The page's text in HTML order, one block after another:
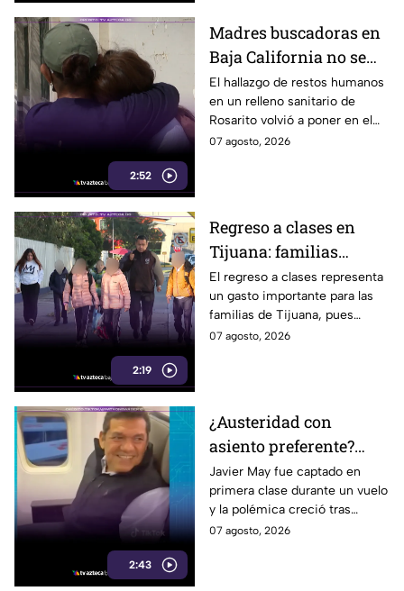
2:52
Madres buscadoras en
Baja California no se
detienen: hallazgo de
restos humanos
reaviva la
preocupación
El hallazgo de restos humanos
en un relleno sanitario de
Rosarito volvió a poner en el
centro la labor de las madres
07 agosto, 2026
2:19
Regreso a clases en
Tijuana: familias
podrían gastar hasta 5
mil pesos en uniformes
y calzado
El regreso a clases representa
un gasto importante para las
familias de Tijuana, pues
uniformes y calzado pueden
07 agosto, 2026
2:43
¿Austeridad con
asiento preferente?
Captan a Javier May
sonriente en primera
clase y Morena le “jala
las orejas”
Javier May fue captado en
primera clase durante un vuelo
y la polémica creció tras
imágenes de un presunto reloj
07 agosto, 2026